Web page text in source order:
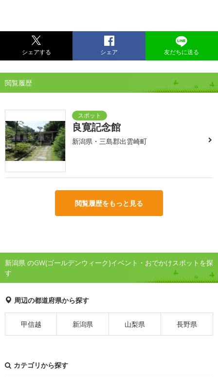
シェアする シェア 友だちに送る
閲覧履歴
良寛記念館
新潟県・三島郡出雲崎町
閲覧履歴をもっと見る
新潟県 のGW(ゴールデンウィーク)イベント・おでかけスポットを探
す
周辺の都道府県から探す
甲信越 新潟県 山梨県 長野県
カテゴリから探す